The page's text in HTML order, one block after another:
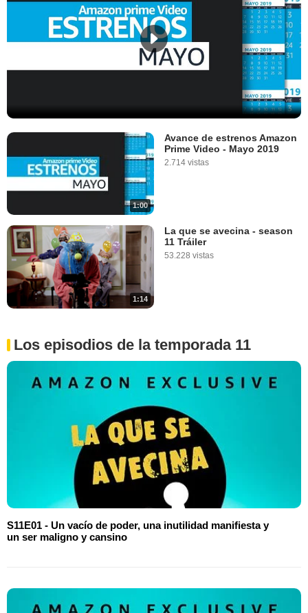
1:00
Avance de estrenos Amazon
Prime Video - Mayo 2019
2.714 vistas
1:14
La que se avecina - season
11 Tráiler
53.228 vistas
Los episodios de la temporada 11
S11E01 - Un vacío de poder, una inutilidad manifiesta y
un ser maligno y cansino